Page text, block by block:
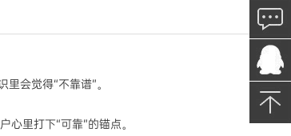
会觉得“不靠谱”。
里打下“可靠”的锚点。